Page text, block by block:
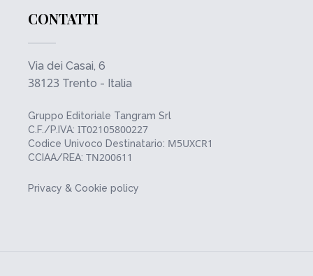
CONTATTI
Via dei Casai, 6
38123 Trento - Italia
Gruppo Editoriale Tangram Srl
C.F./P.IVA: IT02105800227
Codice Univoco Destinatario: M5UXCR1
CCIAA/REA: TN200611
Privacy & Cookie policy